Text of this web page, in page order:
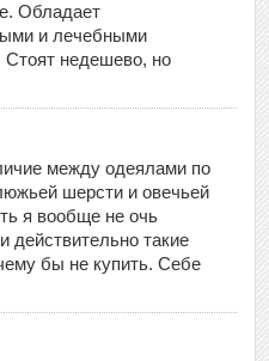
Обладает
и лечебными
Стоят недешево, но
между одеялами по
шерсти и овечьей
я вообще не очь
действительно такие
бы не купить. Себе